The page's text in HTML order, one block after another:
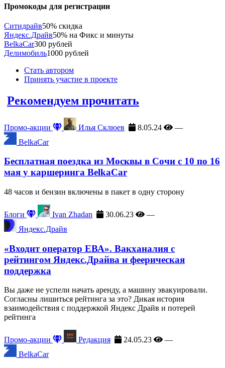
Промокоды для регистрации
Ситидрайв50% скидка
Яндекс.Драйв50% на Фикс и минуты
BelkaCar300 рублей
Делимобиль1000 рублей
Стать автором
Принять участие в проекте
Рекомендуем прочитать
Промо-акции Илья Склюев 8.05.24
—
BelkaCar
Бесплатная поездка из Москвы в Сочи с 10 по 16
мая у каршеринга BelkaCar
48 часов и бензин включены в пакет в одну сторону
Блоги Ivan Zhadan 30.06.23
—
Яндекс.Драйв
«Входит оператор ЕВА». Вакханалия с
рейтингом Яндекс.Драйва и феерическая
поддержка
Вы даже не успели начать аренду, а машину эвакуировали.
Согласны лишиться рейтинга за это? Дикая история
взаимодействия с поддержкой Яндекс Драйв и потерей
рейтинга
Промо-акции Редакция 24.05.23
—
BelkaCar